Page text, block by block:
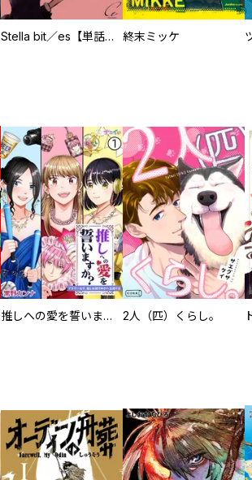
Stella bit／es【単話版】 終末ミッケ
推しへの愛を誓いますか？～アラサー女子、推しは逃げぬが人生逃げる～ 2人（匹）くらし。